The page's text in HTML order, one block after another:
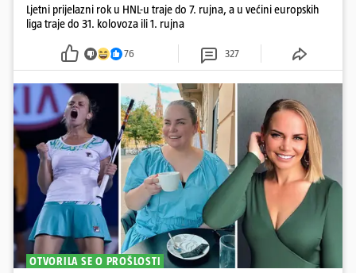
Ljetni prijelazni rok u HNL-u traje do 7. rujna, a u većini europskih
liga traje do 31. kolovoza ili 1. rujna
76 327
OTVORILA SE O PROŠLOSTI